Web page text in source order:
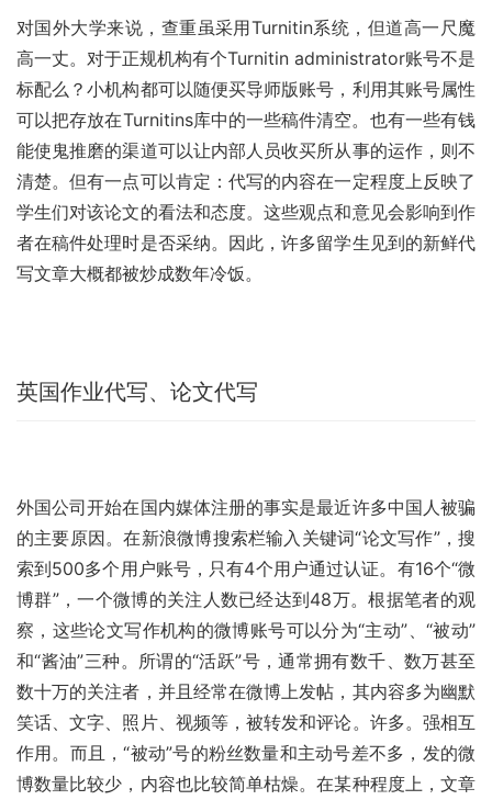
对国外大学来说，查重虽采用Turnitin系统，但道高一尺魔
高一丈。对于正规机构有个Turnitin administrator账号不是
标配么？小机构都可以随便买导师版账号，利用其账号属性
可以把存放在Turnitins库中的一些稿件清空。也有一些有钱
能使鬼推磨的渠道可以让内部人员收买所从事的运作，则不
清楚。但有一点可以肯定：代写的内容在一定程度上反映了
学生们对该论文的看法和态度。这些观点和意见会影响到作
者在稿件处理时是否采纳。因此，许多留学生见到的新鲜代
写文章大概都被炒成数年冷饭。
英国作业代写、论文代写
外国公司开始在国内媒体注册的事实是最近许多中国人被骗
的主要原因。在新浪微博搜索栏输入关键词“论文写作”，搜
索到500多个用户账号，只有4个用户通过认证。有16个“微
博群”，一个微博的关注人数已经达到48万。根据笔者的观
察，这些论文写作机构的微博账号可以分为“主动”、“被动”
和“酱油”三种。所谓的“活跃”号，通常拥有数千、数万甚至
数十万的关注者，并且经常在微博上发帖，其内容多为幽默
笑话、文字、照片、视频等，被转发和评论。许多。强相互
作用。而且，“被动”号的粉丝数量和主动号差不多，发的微
博数量比较少，内容也比较简单枯燥。在某种程度上，文章